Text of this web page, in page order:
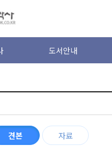
도서안내
견본 자료